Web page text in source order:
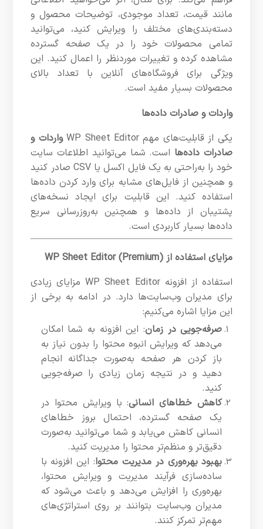
مانند قیمت، تعداد موجودی، توضیحات محصول و
دسته‌بندی‌های مختلف را ویرایش کنید، می‌توانید
تمامی محصولات خود را در یک صفحه گسترده
مشاهده کرده و تغییرات موردنظر را اعمال کنید. این
ویژگی برای فروشگاه‌های آنلاین با تعداد بالای
محصولات بسیار مفید است.
واردات و صادرات داده‌ها
یکی از قابلیت‌های مهم WP Sheet Editor
واردات و
صادرات داده‌ها است. شما می‌توانید اطلاعات سایت
خود را به‌راحتی به یک فایل اکسل یا CSV صادر کنید
و همچنین از فایل‌های مشابه برای وارد کردن داده‌ها
استفاده کنید. این قابلیت برای ایجاد نسخه‌های
پشتیبان از داده‌ها و همچنین به‌روزرسانی سریع
داده‌ها بسیار کاربردی است.
مزایای استفاده از WP Sheet Editor (Premium)
استفاده از افزونه WP Sheet Editor مزایای زیادی
برای مدیران وب‌سایت‌ها دارد. در ادامه به برخی از
این مزایا اشاره می‌کنیم:
صرفه‌جویی در زمان: این افزونه به شما امکان
می‌دهد که ویرایش انبوه محتوا را بدون نیاز به
باز کردن هر صفحه به‌صورت جداگانه انجام
دهید و در نتیجه زمان زیادی را صرفه‌جویی
کنید.
کاهش خطاهای انسانی: با ویرایش محتوا در
یک صفحه گسترده، احتمال بروز خطاهای
انسانی کاهش می‌یابد و شما می‌توانید به‌صورت
دقیق‌تر و منظم‌تر محتوا را مدیریت کنید.
بهبود بهره‌وری در مدیریت محتوا: این افزونه با
ساده‌سازی فرآیند مدیریت و ویرایش محتوا،
بهره‌وری را افزایش می‌دهد و باعث می‌شود که
مدیران وب‌سایت بتوانند بر روی استراتژی‌های
مهم‌تر تمرکز کنند.